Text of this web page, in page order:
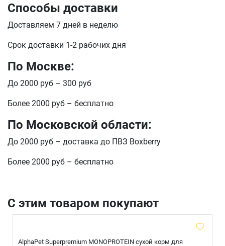
Способы доставки
Доставляем 7 дней в неделю
Срок доставки 1-2 рабочих дня
По Москве:
До 2000 руб – 300 руб
Более 2000 руб – бесплатно
По Московской области:
До 2000 руб – доставка до ПВЗ Boxberry
Более 2000 руб – бесплатно
С этим товаром покупают
AlphaPet Superpremium MONOPROTEIN сухой корм для
отправить